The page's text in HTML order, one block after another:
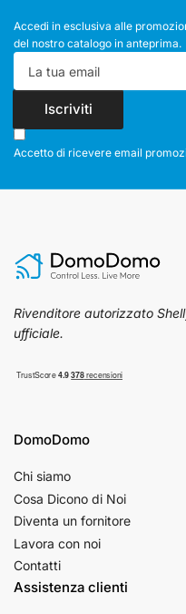
Accedi in esclusiva alle
del nostro catalogo in anteprima.
La
tua
email
Iscriviti
Accetto di ricevere email
Rivenditore autorizzato
ufficiale.
DomoDomo
Chi siamo
Cosa Dicono di Noi
Diventa un fornitore
Lavora con noi
Contatti
Assistenza clienti